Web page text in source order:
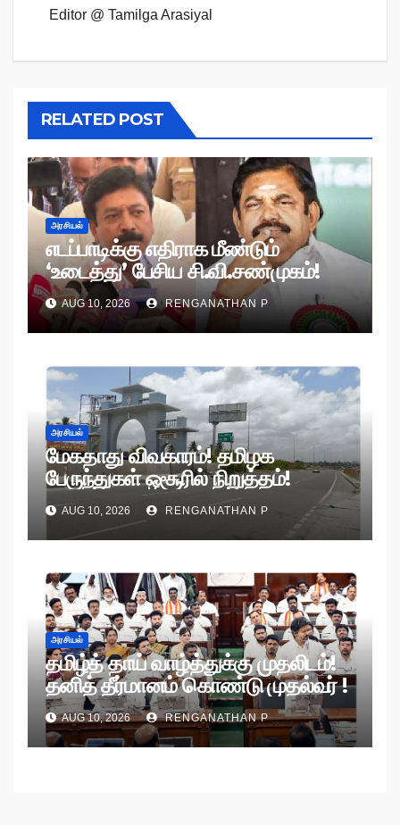
Editor @ Tamilga Arasiyal
RELATED POST
அரசியல்
எடப்பாடிக்கு எதிராக மீண்டும்
‘உடைத்து’ பேசிய சி.வி.சண்முகம்!
AUG 10, 2026 RENGANATHAN P
அரசியல்
மேகதாது விவகாரம்! தமிழக
பேருந்துகள் ஒசூரில் நிறுத்தம்!
AUG 10, 2026 RENGANATHAN P
அரசியல்
தமிழ்த் தாய் வாழ்த்துக்கு முதலிடம்!
தனித் தீர்மானம் கொண்டு முதல்வர் !
AUG 10, 2026 RENGANATHAN P